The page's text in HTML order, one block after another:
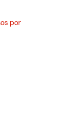
por